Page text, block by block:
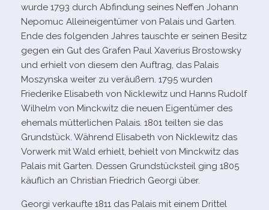
wurde 1793 durch Abfindung sei­nes Neffen Johann
Nepomuc Alleineigentümer von Palais und Garten.
Ende des fol­gen­den Jahres tauschte er sei­nen Besitz
gegen ein Gut des Grafen Paul Xaverius Brostowsky
und erhielt von die­sem den Auftrag, das Palais
Moszynska wei­ter zu ver­äu­ßern. 1795 wur­den
Friederike Elisabeth von Nicklewitz und Hanns Rudolf
Wilhelm von Minckwitz die neuen Eigentümer des
ehe­mals müt­ter­li­chen Palais. 1801 teil­ten sie das
Grundstück. Während Elisabeth von Nicklewitz das
Vorwerk mit Wald erhielt, behielt von Minckwitz das
Palais mit Garten. Dessen Grundstücksteil ging 1805
käuf­lich an Christian Friedrich Georgi über.
Georgi ver­kaufte 1811 das Palais mit einem Drittel